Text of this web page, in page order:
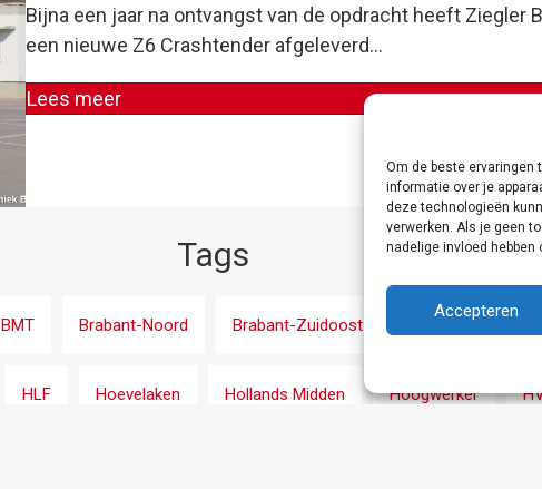
Om de beste ervaringen
informatie over je
deze technologieën
verwerken. Als je geen
nadelige invloed hebben
Accepteren
Bijna een jaar na ontvangst van de opdracht heeft Ziegler
een nieuwe Z6 Crashtender afgeleverd…
Lees meer
Tags
BMT Brabant-Noord Brabant-Zuidoost
HLF Hoevelaken Hollands Midden Hoogwerker